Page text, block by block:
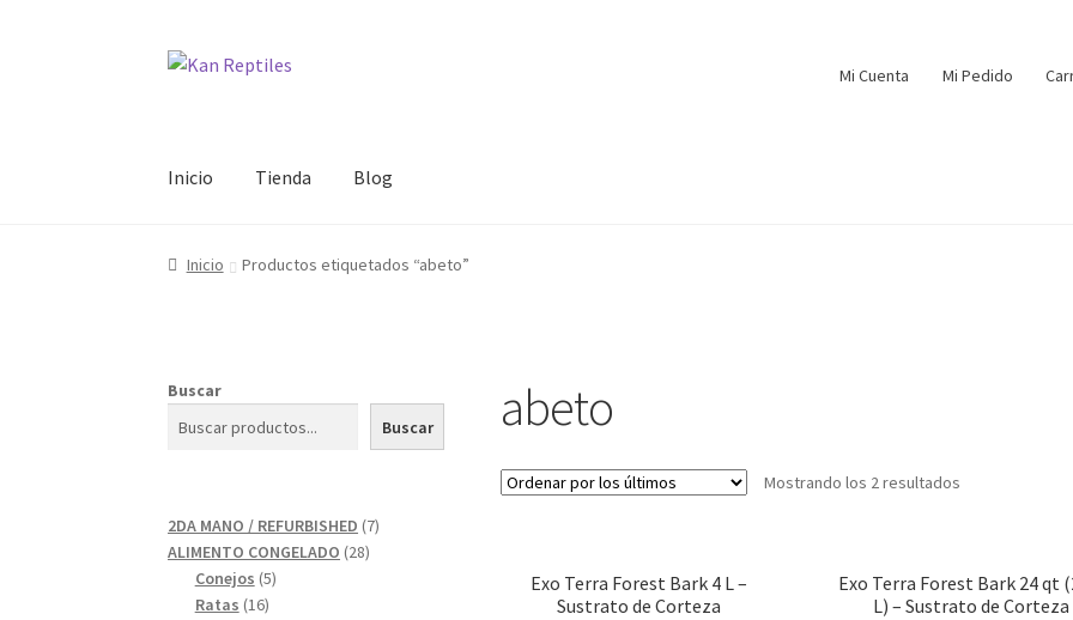
Ir
Ir
Mi Cuenta Mi Pedido
Inicio Tienda Blog
Inicio Productos etiquetados “abeto”
abeto
Mostrando los 2 resultados
Exo Terra Forest Bark 4 L –
Sustrato de Corteza
Exo Terra Forest Bark 24 qt
L) – Sustrato de Corteza
Buscar
Buscar
2DA MANO / REFURBISHED 77
ALIMENTO CONGELADO 2828
Conejos 55
Ratas 1616